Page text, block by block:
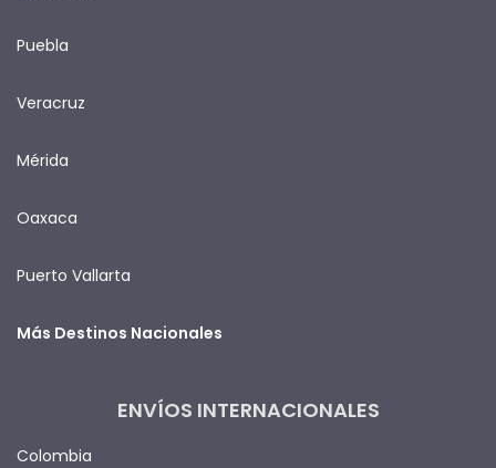
Puebla
Veracruz
Mérida
Oaxaca
Puerto Vallarta
Más Destinos Nacionales
ENVÍOS INTERNACIONALES
Colombia